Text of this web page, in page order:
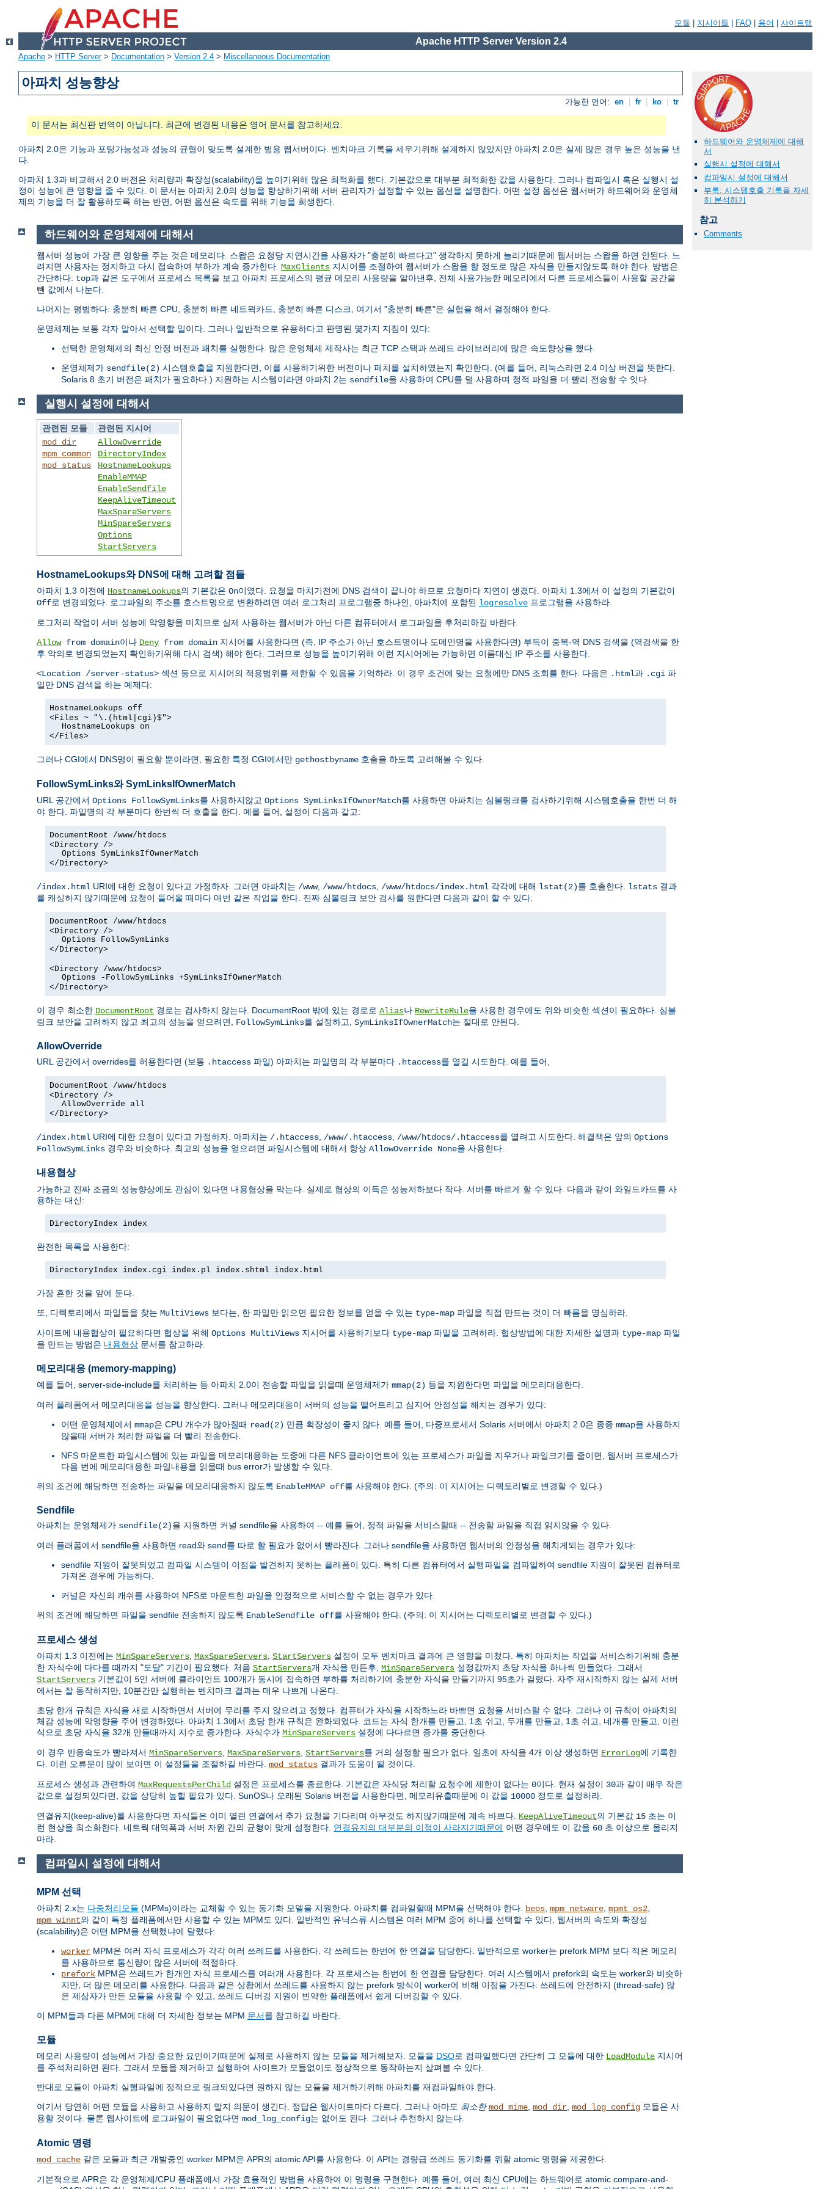
모듈 지시어들 FAQ 용어 사이트맵
Apache HTTP Server Version 2.4
Apache > HTTP Server> Documentation > Version 2.4 > Miscellaneous Documentation
아파치 성능향상
가능한 언어: en fr ko tr
이 문서는 최신판 번역이 아닙니다. 최근에 변경된 내용은 영어 문서를 참고하세요.
아파치 2.0은 기능과 포팅가능성과 성능의 균형이 맞도록 설계한 범용 웹서버이다. 벤치마크 기록을 세우기위해 설계하지 않았지만 아파치 2.0은 실제 많은 경우 높은 성능을 낸
다.
아파치 1.3과 비교해서 2.0 버전은 처리량과 확장성(scalability)을 높이기위해 많은 최적화를 했다. 기본값으로 대부분 최적화한 값을 사용한다. 그러나 컴파일시 혹은 실행시 설
정이 성능에 큰 영향을 줄 수 있다. 이 문서는 아파치 2.0의 성능을 향상하기위해 서버 관리자가 설정할 수 있는 옵션을 설명한다. 어떤 설정 옵션은 웹서버가 하드웨어와 운영체
제의 기능을 더 잘 활용하도록 하는 반면, 어떤 옵션은 속도를 위해 기능을 희생한다.
하드웨어와 운영체제에 대해
서
실행시 설정에 대해서
컴파일시 설정에 대해서
부록: 시스템호출 기록을 자세
히 분석하기
참고
Comments
하드웨어와 운영체제에 대해서
웹서버 성능에 가장 큰 영향을 주는 것은 메모리다. 스왑은 요청당 지연시간을 사용자가 "충분히 빠르다고" 생각하지 못하게 늘리기때문에 웹서버는 스왑을 하면 안된다. 느
려지면 사용자는 정지하고 다시 접속하여 부하가 계속 증가한다. MaxClients 지시어를 조절하여 웹서버가 스왑을 할 정도로 많은 자식을 만들지않도록 해야 한다. 방법은
간단하다: top과 같은 도구에서 프로세스 목록을 보고 아파치 프로세스의 평균 메모리 사용량을 알아낸후, 전체 사용가능한 메모리에서 다른 프로세스들이 사용할 공간을
뺀 값에서 나눈다.
나머지는 평범하다: 충분히 빠른 CPU, 충분히 빠른 네트웍카드, 충분히 빠른 디스크, 여기서 "충분히 빠른"은 실험을 해서 결정해야 한다.
운영체제는 보통 각자 알아서 선택할 일이다. 그러나 일반적으로 유용하다고 판명된 몇가지 지침이 있다:
선택한 운영체제의 최신 안정 버전과 패치를 실행한다. 많은 운영체제 제작사는 최근 TCP 스택과 쓰레드 라이브러리에 많은 속도향상을 했다.
운영체제가 sendfile(2) 시스템호출을 지원한다면, 이를 사용하기위한 버전이나 패치를 설치하였는지 확인한다. (예를 들어, 리눅스라면 2.4 이상 버전을 뜻한다.
Solaris 8 초기 버전은 패치가 필요하다.) 지원하는 시스템이라면 아파치 2는 sendfile을 사용하여 CPU를 덜 사용하며 정적 파일을 더 빨리 전송할 수 잇다.
실행시 설정에 대해서
관련된 모듈
관련된 지시어
mod_dir
mpm_common
mod_status
AllowOverride
DirectoryIndex
HostnameLookups
EnableMMAP
EnableSendfile
KeepAliveTimeout
MaxSpareServers
MinSpareServers
Options
StartServers
HostnameLookups와 DNS에 대해 고려할 점들
아파치 1.3 이전에 HostnameLookups의 기본값은 On이였다. 요청을 마치기전에 DNS 검색이 끝나야 하므로 요청마다 지연이 생겼다. 아파치 1.3에서 이 설정의 기본값이
Off로 변경되었다. 로그파일의 주소를 호스트명으로 변환하려면 여러 로그처리 프로그램중 하나인, 아파치에 포함된 logresolve 프로그램을 사용하라.
로그처리 작업이 서버 성능에 악영향을 미치므로 실제 사용하는 웹서버가 아닌 다른 컴퓨터에서 로그파일을 후처리하길 바란다.
Allowfrom domain이나 Deny from domain 지시어를 사용한다면 (즉, IP 주소가 아닌 호스트명이나 도메인명을 사용한다면) 부득이 중복-역 DNS 검색을 (역검색을 한
후 악의로 변경되었는지 확인하기위해 다시 검색) 해야 한다. 그러므로 성능을 높이기위해 이런 지시어에는 가능하면 이름대신 IP 주소를 사용한다.
<Location /server-status> 섹션 등으로 지시어의 적용범위를 제한할 수 있음을 기억하라. 이 경우 조건에 맞는 요청에만 DNS 조회를 한다. 다음은 .html과 .cgi 파
일만 DNS 검색을 하는 예제다:
HostnameLookups off
<Files ~ "\.(html|cgi)$">
HostnameLookups on
</Files>
그러나 CGI에서 DNS명이 필요할 뿐이라면, 필요한 특정 CGI에서만 gethostbyname 호출을 하도록 고려해볼 수 있다.
FollowSymLinks와 SymLinksIfOwnerMatch
URL 공간에서 Options FollowSymLinks를 사용하지않고 Options SymLinksIfOwnerMatch를 사용하면 아파치는 심볼링크를 검사하기위해 시스템호출을 한번 더 해
야 한다. 파일명의 각 부분마다 한번씩 더 호출을 한다. 예를 들어, 설정이 다음과 같고:
DocumentRoot /www/htdocs
<Directory />
Options SymLinksIfOwnerMatch
</Directory>
/index.html URI에 대한 요청이 있다고 가정하자. 그러면 아파치는 /www, /www/htdocs, /www/htdocs/index.html 각각에 대해 lstat(2)를 호출한다. lstats 결과
를 캐싱하지 않기때문에 요청이 들어올 때마다 매번 같은 작업을 한다. 진짜 심볼링크 보안 검사를 원한다면 다음과 같이 할 수 있다:
DocumentRoot /www/htdocs
<Directory />
Options FollowSymLinks
</Directory>
<Directory /www/htdocs>
Options -FollowSymLinks +SymLinksIfOwnerMatch
</Directory>
이 경우 최소한 DocumentRoot 경로는 검사하지 않는다. DocumentRoot 밖에 있는 경로로 Alias나 RewriteRule을 사용한 경우에도 위와 비슷한 섹션이 필요하다. 심볼
링크 보안을 고려하지 않고 최고의 성능을 얻으려면, FollowSymLinks를 설정하고, SymLinksIfOwnerMatch는 절대로 안된다.
AllowOverride
URL 공간에서 overrides를 허용한다면 (보통 .htaccess 파일) 아파치는 파일명의 각 부분마다 .htaccess를 열길 시도한다. 예를 들어,
DocumentRoot /www/htdocs
<Directory />
AllowOverride all
</Directory>
/index.html URI에 대한 요청이 있다고 가정하자. 아파치는 /.htaccess /www/.htaccess /www/htdocs/.htaccess를 열려고 시도한다. 해결책은 앞의 Options
FollowSymLinks 경우와 비슷하다. 최고의 성능을 얻으려면 파일시스템에 대해서 항상 AllowOverride None을 사용한다.
내용협상
가능하고 진짜 조금의 성능향상에도 관심이 있다면 내용협상을 막는다. 실제로 협상의 이득은 성능저하보다 작다. 서버를 빠르게 할 수 있다. 다음과 같이 와일드카드를 사
용하는 대신:
DirectoryIndex index
완전한 목록을 사용한다:
DirectoryIndex index.cgi index.pl index.shtml index.html
가장 흔한 것을 앞에 둔다.
또, 디렉토리에서 파일들을 찾는 MultiViews 보다는, 한 파일만 읽으면 필요한 정보를 얻을 수 있는 type-map 파일을 직접 만드는 것이 더 빠름을 명심하라.
사이트에 내용협상이 필요하다면 협상을 위해 Options MultiViews 지시어를 사용하기보다 type-map 파일을 고려하라. 협상방법에 대한 자세한 설명과 type-map 파일
을 만드는 방법은 내용협상 문서를 참고하라.
메모리대응 (memory-mapping)
예를 들어, server-side-include를 처리하는 등 아파치 2.0이 전송할 파일을 읽을때 운영체제가 mmap(2) 등을 지원한다면 파일을 메모리대응한다.
여러 플래폼에서 메모리대응을 성능을 향상한다. 그러나 메모리대응이 서버의 성능을 떨어트리고 심지어 안정성을 해치는 경우가 있다:
어떤 운영체제에서 mmap은 CPU 개수가 많아질때 read(2) 만큼 확장성이 좋지 않다. 예를 들어, 다중프로세서 Solaris 서버에서 아파치 2.0은 종종 mmap을 사용하지
않을때 서버가 처리한 파일을 더 빨리 전송한다.
NFS 마운트한 파일시스템에 있는 파일을 메모리대응하는 도중에 다른 NFS 클라이언트에 있는 프로세스가 파일을 지우거나 파일크기를 줄이면, 웹서버 프로세스가
다음 번에 메모리대응한 파일내용을 읽을때 bus error가 발생할 수 있다.
위의 조건에 해당하면 전송하는 파일을 메모리대응하지 않도록 EnableMMAP off를 사용해야 한다. (주의: 이 지시어는 디렉토리별로 변경할 수 있다.)
Sendfile
아파치는 운영체제가 sendfile(2)을 지원하면 커널 sendfile을 사용하여 -- 예를 들어, 정적 파일을 서비스할때 -- 전송할 파일을 직접 읽지않을 수 있다.
여러 플래폼에서 sendfile을 사용하면 read와 send를 따로 할 필요가 없어서 빨라진다. 그러나 sendfile을 사용하면 웹서버의 안정성을 해치게되는 경우가 있다:
sendfile 지원이 잘못되었고 컴파일 시스템이 이점을 발견하지 못하는 플래폼이 있다. 특히 다른 컴퓨터에서 실행파일을 컴파일하여 sendfile 지원이 잘못된 컴퓨터로
가져온 경우에 가능하다.
커널은 자신의 캐쉬를 사용하여 NFS로 마운트한 파일을 안정적으로 서비스할 수 없는 경우가 있다.
위의 조건에 해당하면 파일을 sendfile 전송하지 않도록 EnableSendfile off를 사용해야 한다. (주의: 이 지시어는 디렉토리별로 변경할 수 있다.)
프로세스 생성
아파치 1.3 이전에는 MinSpareServers, MaxSpareServers, StartServers 설정이 모두 벤치마크 결과에 큰 영향을 미쳤다. 특히 아파치는 작업을 서비스하기위해 충분
한 자식수에 다다를 때까지 "도달" 기간이 필요했다. 처음 StartServers개 자식을 만든후, MinSpareServers 설정값까지 초당 자식을 하나씩 만들었다. 그래서
StartServers 기본값이 5인 서버에 클라이언트 100개가 동시에 접속하면 부하를 처리하기에 충분한 자식을 만들기까지 95초가 걸렸다. 자주 재시작하지 않는 실제 서버
에서는 잘 동작하지만, 10분간만 실행하는 벤치마크 결과는 매우 나쁘게 나온다.
초당 한개 규칙은 자식을 새로 시작하면서 서버에 무리를 주지 않으려고 정했다. 컴퓨터가 자식을 시작하느라 바쁘면 요청을 서비스할 수 없다. 그러나 이 규칙이 아파치의
체감 성능에 악영향을 주어 변경하였다. 아파치 1.3에서 초당 한개 규칙은 완화되었다. 코드는 자식 한개를 만들고, 1초 쉬고, 두개를 만들고, 1초 쉬고, 네개를 만들고, 이런
식으로 초당 자식을 32개 만들때까지 지수로 증가한다. 자식수가 MinSpareServers 설정에 다다르면 증가를 중단한다.
이 경우 반응속도가 빨라져서 MinSpareServers, MaxSpareServers, StartServers를 거의 설정할 필요가 없다. 일초에 자식을 4개 이상 생성하면 ErrorLog에 기록한
다. 이런 오류문이 많이 보이면 이 설정들을 조절하길 바란다. mod_status 결과가 도움이 될 것이다.
프로세스 생성과 관련하여 MaxRequestsPerChild 설정은 프로세스를 종료한다. 기본값은 자식당 처리할 요청수에 제한이 없다는 0이다. 현재 설정이 30과 같이 매우 작은
값으로 설정되있다면, 값을 상당히 높힐 필요가 있다. SunOS나 오래된 Solaris 버전을 사용한다면, 메모리유출때문에 이 값을 10000 정도로 설정하라.
연결유지(keep-alive)를 사용한다면 자식들은 이미 열린 연결에서 추가 요청을 기다리며 아무것도 하지않기때문에 계속 바쁘다. KeepAliveTimeout의 기본값 15 초는 이
런 현상을 최소화한다. 네트웍 대역폭과 서버 자원 간의 균형이 맞게 설정한다. 연결유지의 대부분의 이점이 사라지기때문에 어떤 경우에도 이 값을 60 초 이상으로 올리지
마라.
컴파일시 설정에 대해서
MPM 선택
아파치 2.x는 다중처리모듈 (MPMs)이라는 교체할 수 있는 동기화 모델을 지원한다. 아파치를 컴파일할때 MPM을 선택해야 한다. beos mpm_netware mpmt_os2
mpm_winnt와 같이 특정 플래폼에서만 사용할 수 있는 MPM도 있다. 일반적인 유닉스류 시스템은 여러 MPM 중에 하나를 선택할 수 있다. 웹서버의 속도와 확장성
(scalability)은 어떤 MPM을 선택했냐에 달렸다:
worker MPM은 여러 자식 프로세스가 각각 여러 쓰레드를 사용한다. 각 쓰레드는 한번에 한 연결을 담당한다. 일반적으로 worker는 prefork MPM 보다 적은 메모리
를 사용하므로 통신량이 많은 서버에 적절하다.
prefork MPM은 쓰레드가 한개인 자식 프로세스를 여러개 사용한다. 각 프로세스는 한번에 한 연결을 담당한다. 여러 시스템에서 prefork의 속도는 worker와 비슷하
지만, 더 많은 메모리를 사용한다. 다음과 같은 상황에서 쓰레드를 사용하지 않는 prefork 방식이 worker에 비해 이점을 가진다: 쓰레드에 안전하지 (thread-safe) 않
은 제삼자가 만든 모듈을 사용할 수 있고, 쓰레드 디버깅 지원이 빈약한 플래폼에서 쉽게 디버깅할 수 있다.
이 MPM들과 다른 MPM에 대해 더 자세한 정보는 MPM 문서를 참고하길 바란다.
모듈
메모리 사용량이 성능에서 가장 중요한 요인이기때문에 실제로 사용하지 않는 모듈을 제거해보자. 모듈을 DSO로 컴파일했다면 간단히 그 모듈에 대한 LoadModule 지시어
를 주석처리하면 된다. 그래서 모듈을 제거하고 실행하여 사이트가 모듈없이도 정상적으로 동작하는지 살펴볼 수 있다.
반대로 모듈이 아파치 실행파일에 정적으로 링크되있다면 원하지 않는 모듈을 제거하기위해 아파치를 재컴파일해야 한다.
여기서 당연히 어떤 모듈을 사용하고 사용하지 말지 의문이 생긴다. 정답은 웹사이트마다 다르다. 그러나 아마도 최소한 mod_mime mod_dir mod_log_config 모듈은 사
용할 것이다. 물론 웹사이트에 로그파일이 필요없다면 mod_log_config는 없어도 된다. 그러나 추천하지 않는다.
Atomic 명령
mod_cache 같은 모듈과 최근 개발중인 worker MPM은 APR의 atomic API를 사용한다. 이 API는 경량급 쓰레드 동기화를 위할 atomic 명령을 제공한다.
기본적으로 APR은 각 운영체제/CPU 플래폼에서 가장 효율적인 방법을 사용하여 이 명령을 구현한다. 예를 들어, 여러 최신 CPU에는 하드웨어로 atomic compare-and-